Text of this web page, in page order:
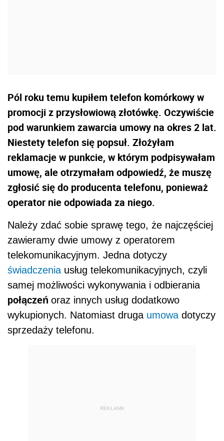
Pól roku temu kupiłem telefon komórkowy w
promocji z przysłowiową złotówkę. Oczywiście
pod warunkiem zawarcia umowy na okres 2 lat.
Niestety telefon się popsuł. Złożyłam
reklamacje w punkcie, w którym podpisywałam
umowę, ale otrzymałam odpowiedź, że muszę
zgłosić się do producenta telefonu, ponieważ
operator nie odpowiada za niego.
Należy zdać sobie sprawę tego, że najczęściej
zawieramy dwie umowy z operatorem
telekomunikacyjnym. Jedna dotyczy
świadczenia usług telekomunikacyjnych, czyli
samej możliwości wykonywania i odbierania
połączeń oraz innych usług dodatkowo
wykupionych. Natomiast druga umowa dotyczy
sprzedaży telefonu.
REKLAMA